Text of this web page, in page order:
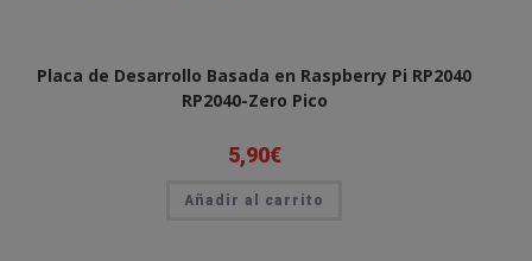
Placa de Desarrollo Basada en Raspberry Pi RP2040
RP2040-Zero Pico
5,90€
Añadir al carrito